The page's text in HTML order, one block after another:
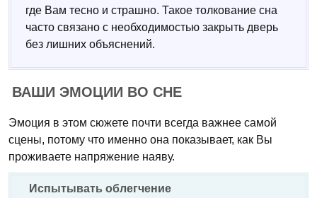
где Вам тесно и страшно. Такое толкование сна
часто связано с необходимостью закрыть дверь
без лишних объяснений.
ВАШИ ЭМОЦИИ ВО СНЕ
Эмоция в этом сюжете почти всегда важнее самой
сцены, потому что именно она показывает, как Вы
проживаете напряжение наяву.
Испытывать облегчение